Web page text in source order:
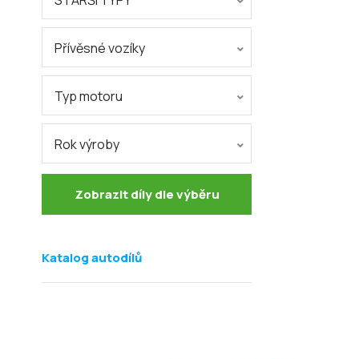
Přívěsné vozíky
Typ motoru
Rok výroby
Zobrazit díly dle výběru
Katalog autodílů